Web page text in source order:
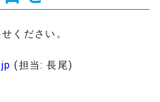
ください。
(担当: 長尾)